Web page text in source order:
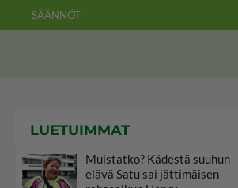
SÄÄNNÖT
LUETUIMMAT
Muistatko? Kädestä suuhun
elävä Satu sai jättimäisen